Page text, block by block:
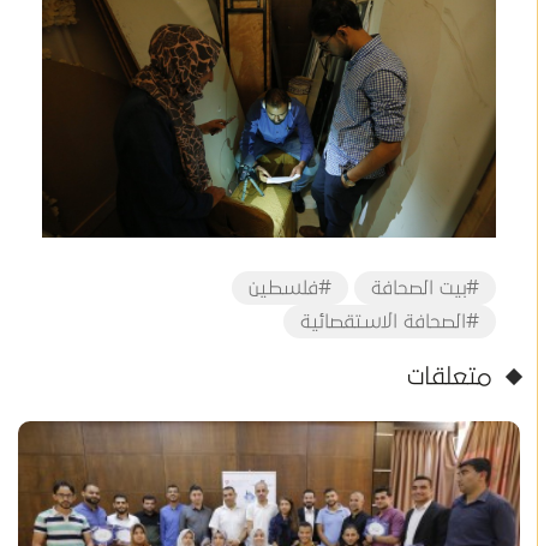
#بيت الصحافة
#فلسطين
#الصحافة الاستقصائية
متعلقات